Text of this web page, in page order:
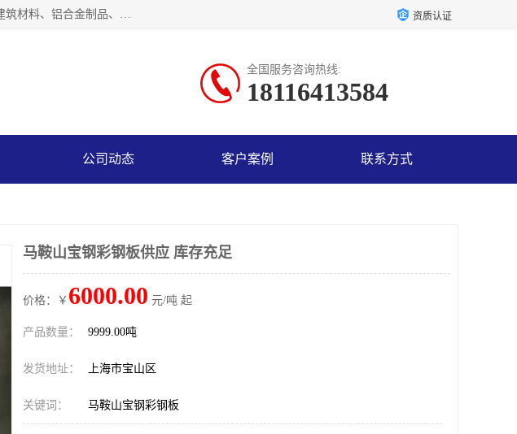
上海轩本实业有限公司成立于2017年，注册地位于上海市宝山区。经营范围包括金属材料、五金交电、建筑材料、铝合金制品、机械设备、电线电缆、装潢材料等；公司主营产品：宝钢彩钢板、宝钢彩钢卷、宝钢彩涂板、宝钢彩涂卷、宝钢高耐候彩钢板，宝钢氟碳彩钢板。是一家集钢铁贸易，物流、加工为一体的产业全配套公司。 资质认证
全国服务咨询热线:
18116413584
公司动态 客户案例 联系方式
马鞍山宝钢彩钢板供应 库存充足
价格：￥ 6000.00 元/吨 起
产品数量： 9999.00吨
发货地址： 上海市宝山区
关键词： 马鞍山宝钢彩钢板